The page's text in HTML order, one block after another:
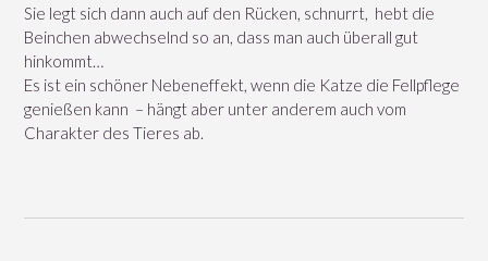
Sie legt sich dann auch auf den Rücken, schnurrt, hebt die
Beinchen abwechselnd so an, dass man auch überall gut
hinkommt…
Es ist ein schöner Nebeneffekt, wenn die Katze die Fellpflege
genießen kann – hängt aber unter anderem auch vom
Charakter des Tieres ab.